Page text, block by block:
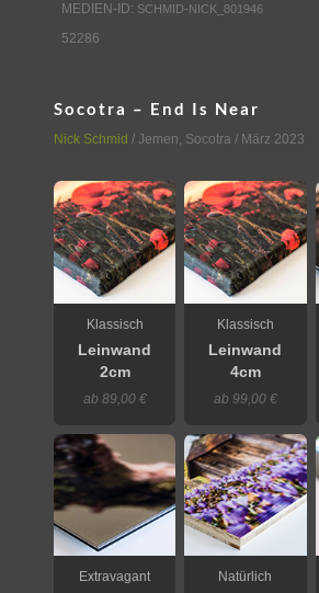
KONTAKT
MEDIEN-ID: SCHMID-NICK_801946
52286
Socotra – End Is Near
Nick Schmid / Jemen, Socotra / März 2023
Klassisch
Leinwand
2cm
ab 89,00 €
Klassisch
Leinwand
4cm
ab 99,00 €
Extravagant Natürlich